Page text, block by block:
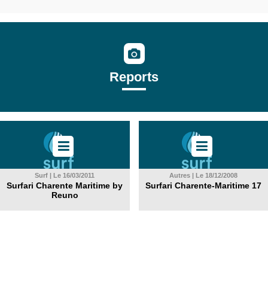
Reports
Surf | Le 16/03/2011
Surfari Charente Maritime by
Reuno
Autres | Le 18/12/2008
Surfari Charente-Maritime 17